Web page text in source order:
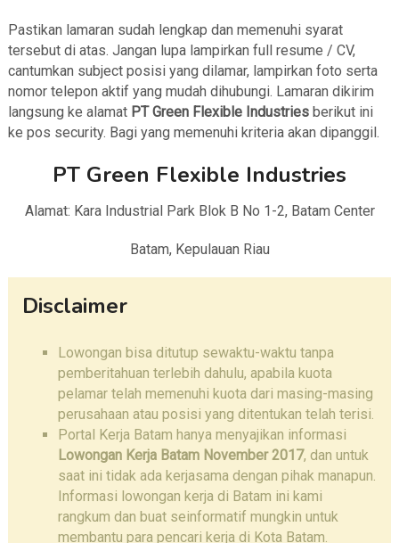
Pastikan lamaran sudah lengkap dan memenuhi syarat
tersebut di atas. Jangan lupa lampirkan full resume / CV,
cantumkan subject posisi yang dilamar, lampirkan foto serta
nomor telepon aktif yang mudah dihubungi. Lamaran dikirim
langsung ke alamat PT Green Flexible Industries berikut ini
ke pos security. Bagi yang memenuhi kriteria akan dipanggil.
PT Green Flexible Industries
Alamat: Kara Industrial Park Blok B No 1-2, Batam Center
Batam, Kepulauan Riau
Disclaimer
Lowongan bisa ditutup sewaktu-waktu tanpa
pemberitahuan terlebih dahulu, apabila kuota
pelamar telah memenuhi kuota dari masing-masing
perusahaan atau posisi yang ditentukan telah terisi.
Portal Kerja Batam hanya menyajikan informasi
Lowongan Kerja Batam November 2017, dan untuk
saat ini tidak ada kerjasama dengan pihak manapun.
Informasi lowongan kerja di Batam ini kami
rangkum dan buat seinformatif mungkin untuk
membantu para pencari kerja di Kota Batam.